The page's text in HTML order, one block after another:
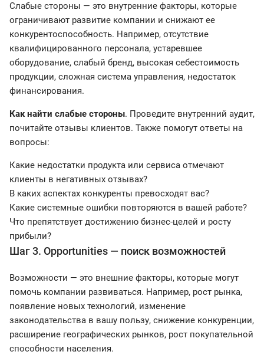
Слабые стороны — это внутренние факторы, которые
ограничивают развитие компании и снижают ее
конкурентоспособность. Например, отсутствие
квалифицированного персонала, устаревшее
оборудование, слабый бренд, высокая себестоимость
продукции, сложная система управления, недостаток
финансирования.
Как найти слабые стороны. Проведите внутренний аудит,
почитайте отзывы клиентов. Также помогут ответы на
вопросы:
Какие недостатки продукта или сервиса отмечают
клиенты в негативных отзывах?
В каких аспектах конкуренты превосходят вас?
Какие системные ошибки повторяются в вашей работе?
Что препятствует достижению бизнес-целей и росту
прибыли?
Шаг 3. Opportunities — поиск возможностей
Возможности — это внешние факторы, которые могут
помочь компании развиваться. Например, рост рынка,
появление новых технологий, изменение
законодательства в вашу пользу, снижение конкуренции,
расширение географических рынков, рост покупательной
способности населения.